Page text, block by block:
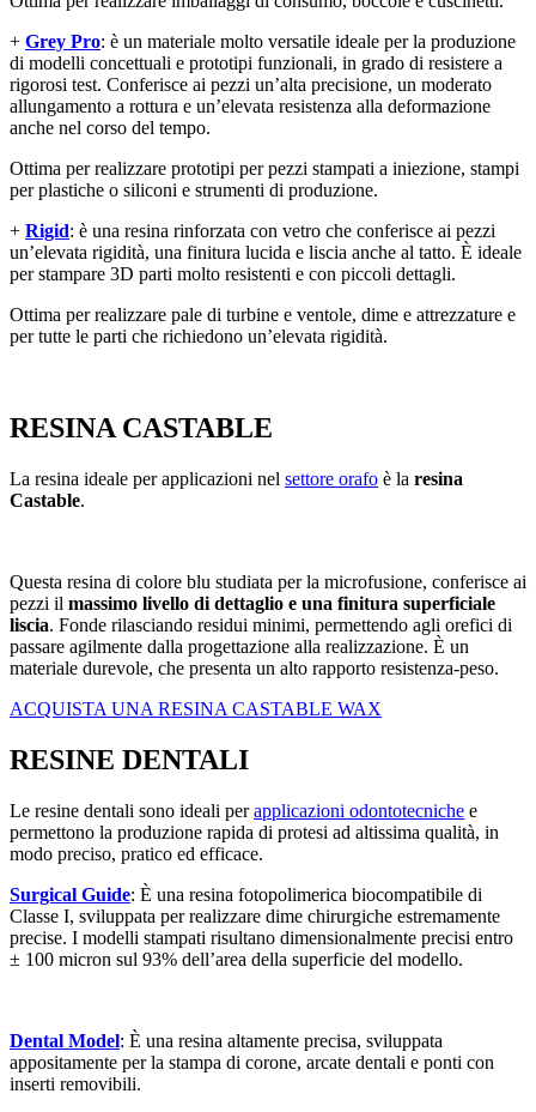
+ Grey Pro: è un materiale molto versatile ideale per la produzione
di modelli concettuali e prototipi funzionali, in grado di resistere a
rigorosi test. Conferisce ai pezzi un’alta precisione, un moderato
allungamento a rottura e un’elevata resistenza alla deformazione
anche nel corso del tempo.
Ottima per realizzare prototipi per pezzi stampati a iniezione, stampi
per plastiche o siliconi e strumenti di produzione.
+ Rigid: è una resina rinforzata con vetro che conferisce ai pezzi
un’elevata rigidità, una finitura lucida e liscia anche al tatto. È ideale
per stampare 3D parti molto resistenti e con piccoli dettagli.
Ottima per realizzare pale di turbine e ventole, dime e attrezzature e
per tutte le parti che richiedono un’elevata rigidità.
RESINA CASTABLE
La resina ideale per applicazioni nel settore orafo è la resina
Castable.
Questa resina di colore blu studiata per la microfusione, conferisce ai
pezzi il massimo livello di dettaglio e una finitura superficiale
liscia. Fonde rilasciando residui minimi, permettendo agli orefici di
passare agilmente dalla progettazione alla realizzazione. È un
materiale durevole, che presenta un alto rapporto resistenza-peso.
ACQUISTA UNA RESINA CASTABLE WAX
RESINE DENTALI
Le resine dentali sono ideali perapplicazioni odontotecniche e
permettono la produzione rapida di protesi ad altissima qualità, in
modo preciso, pratico ed efficace.
Surgical Guide: È una resina fotopolimerica biocompatibile di
Classe I, sviluppata per realizzare dime chirurgiche estremamente
precise. I modelli stampati risultano dimensionalmente precisi entro
± 100 micron sul 93% dell’area della superficie del modello.
Dental Model: È una resina altamente precisa, sviluppata
appositamente per la stampa di corone, arcate dentali e ponti con
inserti removibili.